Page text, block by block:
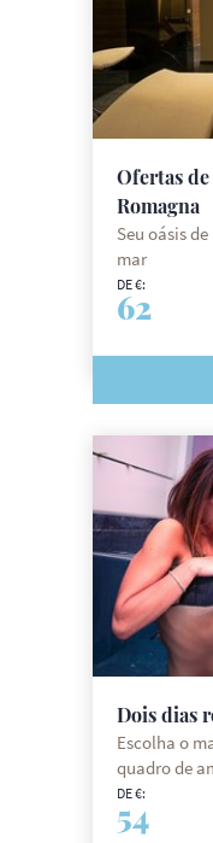
Ofertas
Romagna
Seu oásis
mar
DE €:
62
Dois dias
Escolha o
quadro de
DE €:
54